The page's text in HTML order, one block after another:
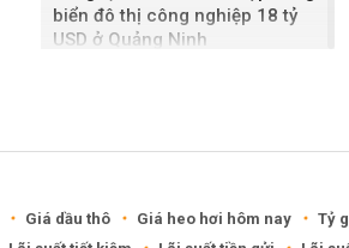
biển đô thị công nghiệp 18 tỷ
USD ở Quảng Ninh
Giá dầu thô Giá heo hơi hôm nay Tỷ